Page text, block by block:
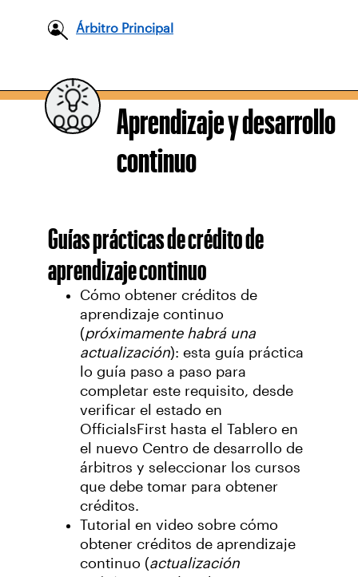
Árbitro Principal
Aprendizaje y desarrollo
continuo
Guías prácticas de crédito de
aprendizaje continuo
Cómo obtener créditos de
aprendizaje continuo
(próximamente habrá una
actualización): esta guía práctica
lo guía paso a paso para
completar este requisito, desde
verificar el estado en
OfficialsFirst hasta el Tablero en
el nuevo Centro de desarrollo de
árbitros y seleccionar los cursos
que debe tomar para obtener
créditos.
Tutorial en video sobre cómo
obtener créditos de aprendizaje
continuo (actualización